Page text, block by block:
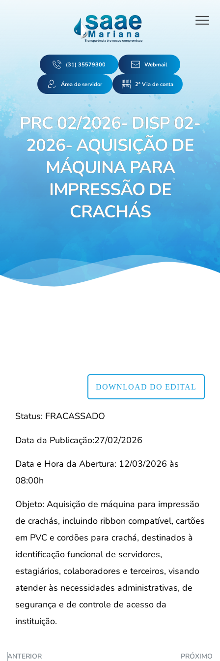
(31) 35579300 Webmail
Área do servidor 2ª Via de conta
PRC 02/2026- DISP 02-
2026- AQUISIÇÃO DE
MÁQUINA PARA
IMPRESSÃO DE
CRACHÁS
DOWNLOAD DO EDITAL
Status: FRACASSADO
Data da Publicação:27/02/2026
Data e Hora da Abertura: 12/03/2026 às
08:00h
Objeto: Aquisição de máquina para impressão
de crachás, incluindo ribbon compatível, cartões
em PVC e cordões para crachá, destinados à
identificação funcional de servidores,
estagiários, colaboradores e terceiros, visando
atender às necessidades administrativas, de
segurança e de controle de acesso da
instituição.
ANTERIOR PRÓXIMO